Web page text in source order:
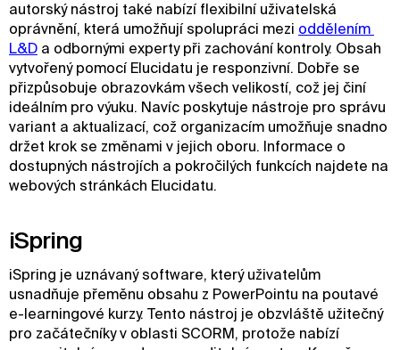
autorský nástroj také nabízí flexibilní uživatelská
oprávnění, která umožňují spolupráci mezi oddělením
L&D a odbornými experty při zachování kontroly. Obsah
vytvořený pomocí Elucidatu je responzivní. Dobře se
přizpůsobuje obrazovkám všech velikostí, což jej činí
ideálním pro výuku. Navíc poskytuje nástroje pro správu
variant a aktualizací, což organizacím umožňuje snadno
držet krok se změnami v jejich oboru. Informace o
dostupných nástrojích a pokročilých funkcích najdete na
webových stránkách Elucidatu.
iSpring
iSpring je uznávaný software, který uživatelům
usnadňuje přeměnu obsahu z PowerPointu na poutavé
e-learningové kurzy. Tento nástroj je obzvláště užitečný
pro začátečníky v oblasti SCORM, protože nabízí